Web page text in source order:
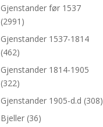
Gjenstander før 1537
(2991)
Gjenstander 1537-1814
(462)
Gjenstander 1814-1905
(322)
Gjenstander 1905-d.d (308)
Bjeller (36)